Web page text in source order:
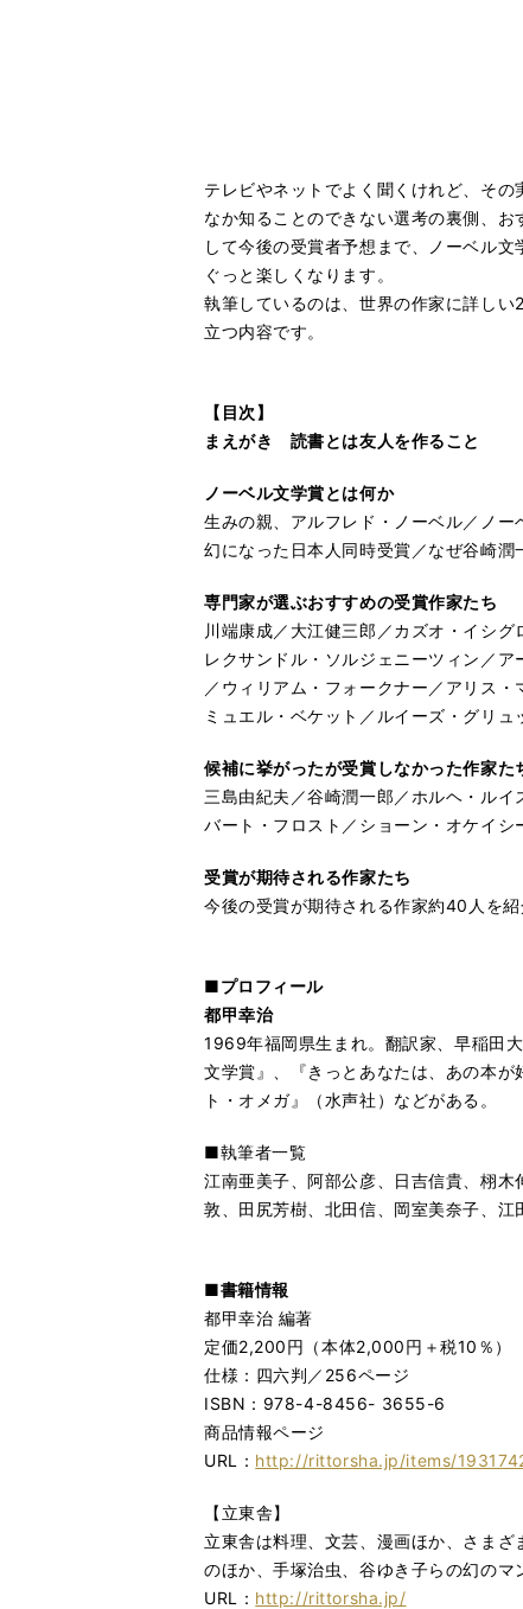
テレビやネットでよく聞くけれど、そ
なか知ることのできない選考の裏側、
して今後の受賞者予想まで、ノーベル
ぐっと楽しくなります。
執筆しているのは、世界の作家に詳し
立つ内容です。
【目次】
まえがき 読書とは友人を作ること
ノーベル文学賞とは何か
生みの親、アルフレド・ノーベル／ノ
幻になった日本人同時受賞／なぜ谷崎潤
専門家が選ぶおすすめの受賞作家たち
川端康成／大江健三郎／カズオ・イシ
レクサンドル・ソルジェニーツィン／
／ウィリアム・フォークナー／アリス
ミュエル・ベケット／ルイーズ・グリュ
候補に挙がったが受賞しなかった作家た
三島由紀夫／谷崎潤一郎／ホルヘ・ル
バート・フロスト／ショーン・オケイシ
受賞が期待される作家たち
今後の受賞が期待される作家約40人を紹
■プロフィール
都甲幸治
1969年福岡県生まれ。翻訳家、早稲田
文学賞』、『きっとあなたは、あの本
ト・オメガ』（水声社）などがある。
■執筆者一覧
江南亜美子、阿部公彦、日吉信貴、栩
敦、田尻芳樹、北田信、岡室美奈子、
■書籍情報
都甲幸治 編著
定価2,200円（本体2,000円＋税10％）
仕様：四六判／256ページ
ISBN：978-4-8456- 3655-6
商品情報ページ
URL： http://rittorsha.jp/items/
【立東舎】
立東舎は料理、文芸、漫画ほか、さま
のほか、手塚治虫、谷ゆき子らの幻のマ
URL： http://rittorsha.jp/